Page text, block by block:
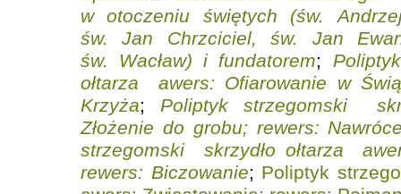
w otoczeniu świętych (św.
św. Jan Chrzciciel, św. Jan
św. Wacław) i fundatorem;
ołtarza ­ awers: Ofiarowanie w
Krzyża; Poliptyk strzegomski
Złożenie do grobu; rewers:
strzegomski ­ skrzydło ołtarza
rewers: Biczowanie; Poliptyk